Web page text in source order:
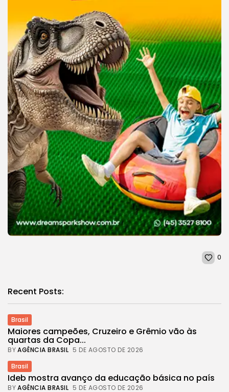
0
Recent Posts:
Brasil
Maiores campeões, Cruzeiro e Grêmio vão às
quartas da Copa...
BYAGÊNCIA BRASIL 5 DE AGOSTO DE 2026
Brasil
Ideb mostra avanço da educação básica no país
BYAGÊNCIA BRASIL 5 DE AGOSTO DE 2026